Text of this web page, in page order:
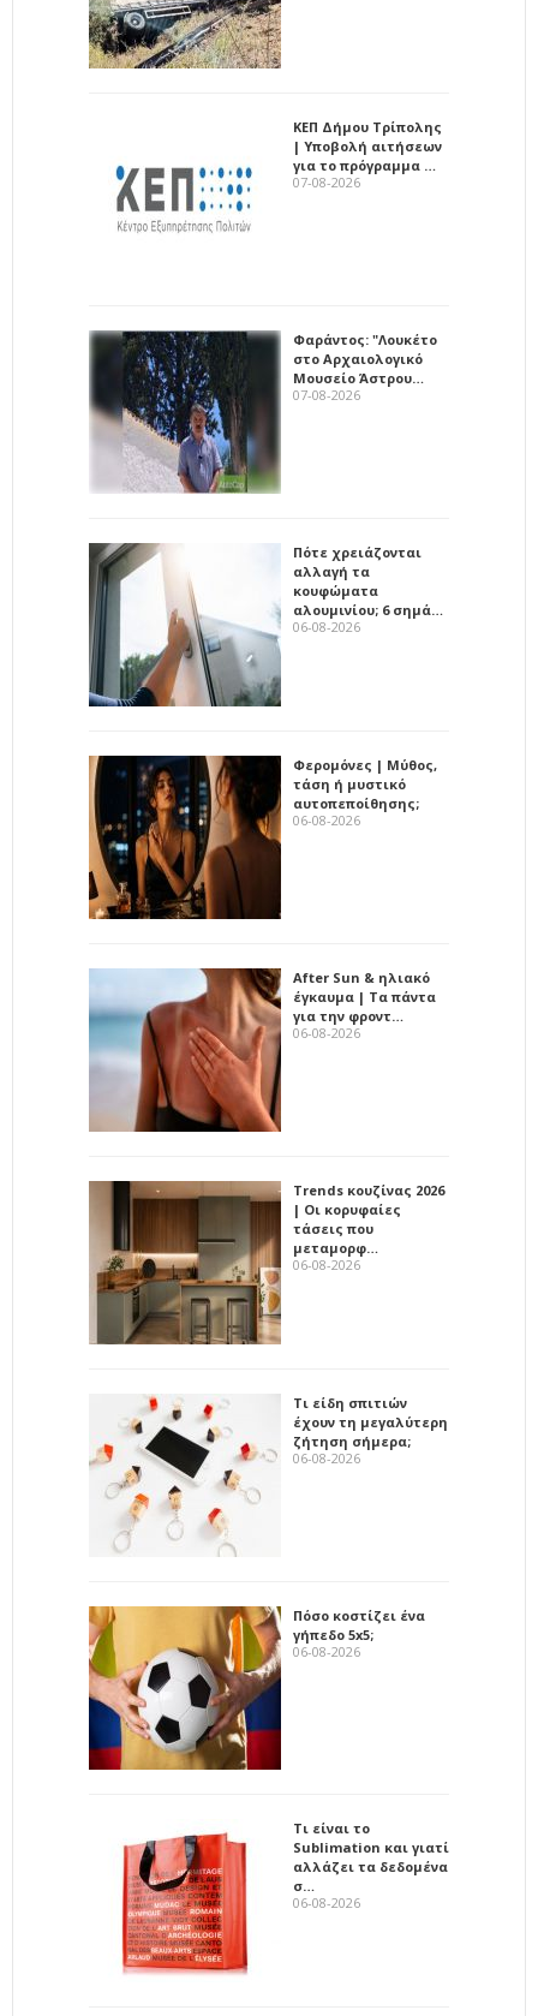
ΚΕΠ Δήμου Τρίπολης
| Υποβολή αιτήσεων
για το πρόγραμμα …
07-08-2026
Φαράντος: "Λουκέτο
στο Αρχαιολογικό
Μουσείο Άστρου…
07-08-2026
Πότε χρειάζονται
αλλαγή τα
κουφώματα
αλουμινίου; 6 σημά…
06-08-2026
Φερομόνες | Μύθος,
τάση ή μυστικό
αυτοπεποίθησης;
06-08-2026
After Sun & ηλιακό
έγκαυμα | Τα πάντα
για την φροντ…
06-08-2026
Trends κουζίνας 2026
| Οι κορυφαίες
τάσεις που
μεταμορφ…
06-08-2026
Τι είδη σπιτιών
έχουν τη μεγαλύτερη
ζήτηση σήμερα;
06-08-2026
Πόσο κοστίζει ένα
γήπεδο 5x5;
06-08-2026
Τι είναι το
Sublimation και γιατί
αλλάζει τα δεδομένα
σ…
06-08-2026